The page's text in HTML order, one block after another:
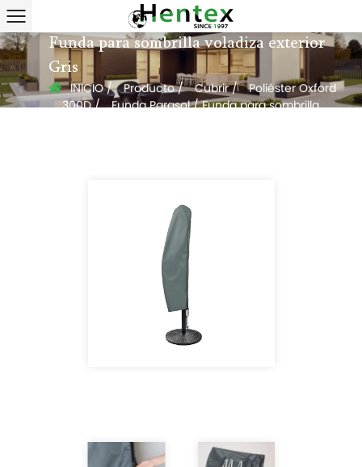
Funda para sombrilla voladiza exterior
Gris
INICIO/ Producto/ Cubrir/ Poliéster Oxford
300D/ Funda Parasol/Funda para sombrilla